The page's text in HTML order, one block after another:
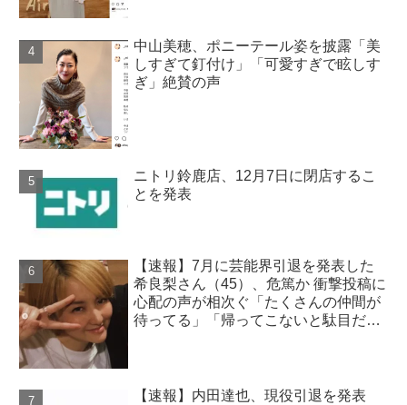
中山美穂、ポニーテール姿を披露「美
しすぎて釘付け」「可愛すぎで眩しす
ぎ」絶賛の声
ニトリ鈴鹿店、12月7日に閉店するこ
とを発表
【速報】7月に芸能界引退を発表した
希良梨さん（45）、危篤か 衝撃投稿に
心配の声が相次ぐ「たくさんの仲間が
待ってる」「帰ってこないと駄目だ
【速報】内田達也、現役引退を発表